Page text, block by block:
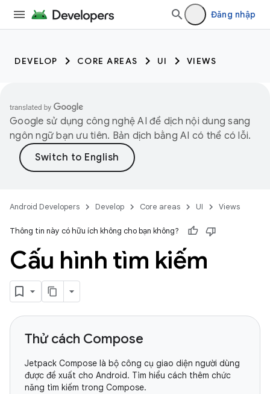
Đăng nhập
DEVELOP CORE AREAS UI VIEWS
Google sử dụng công nghệ AI để dịch nội dung sang
ngôn ngữ bạn ưu tiên. Bản dịch bằng AI có thể có lỗi.
Android Developers Develop Core areas UI Views
Thông tin này có hữu ích không cho bạn không?
Cấu hình tìm kiếm
Thử cách Compose
Jetpack Compose là bộ công cụ giao diện người dùng
được đề xuất cho Android. Tìm hiểu cách thêm chức
năng tìm kiếm trong Compose.